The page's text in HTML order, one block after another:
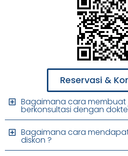
Reservasi &
Bagaimana cara membuat
berkonsultasi dengan
Bagaimana cara
diskon ?